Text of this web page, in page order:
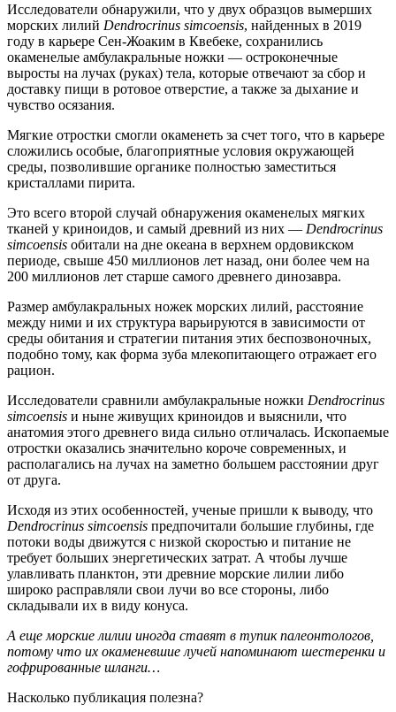
Исследователи обнаружили, что у двух образцов вымерших
морских лилий Dendrocrinus simcoensis, найденных в 2019
году в карьере Сен-Жоаким в Квебеке, сохранились
окаменелые амбулакральные ножки — остроконечные
выросты на лучах (руках) тела, которые отвечают за сбор и
доставку пищи в ротовое отверстие, а также за дыхание и
чувство осязания.
Мягкие отростки смогли окаменеть за счет того, что в карьере
сложились особые, благоприятные условия окружающей
среды, позволившие органике полностью заместиться
кристаллами пирита.
Это всего второй случай обнаружения окаменелых мягких
тканей у криноидов, и самый древний из них — Dendrocrinus
simcoensis обитали на дне океана в верхнем ордовикском
периоде, свыше 450 миллионов лет назад, они более чем на
200 миллионов лет старше самого древнего динозавра.
Размер амбулакральных ножек морских лилий, расстояние
между ними и их структура варьируются в зависимости от
среды обитания и стратегии питания этих беспозвоночных,
подобно тому, как форма зуба млекопитающего отражает его
рацион.
Исследователи сравнили амбулакральные ножки Dendrocrinus
simcoensis и ныне живущих криноидов и выяснили, что
анатомия этого древнего вида сильно отличалась. Ископаемые
отростки оказались значительно короче современных, и
располагались на лучах на заметно большем расстоянии друг
от друга.
Исходя из этих особенностей, ученые пришли к выводу, что
Dendrocrinus simcoensis предпочитали большие глубины, где
потоки воды движутся с низкой скоростью и питание не
требует больших энергетических затрат. А чтобы лучше
улавливать планктон, эти древние морские лилии либо
широко расправляли свои лучи во все стороны, либо
складывали их в виду конуса.
А еще морские лилии иногда ставят в тупик палеонтологов,
потому что их окаменевшие лучей напоминают шестеренки и
гофрированные шланги…
Насколько публикация полезна?